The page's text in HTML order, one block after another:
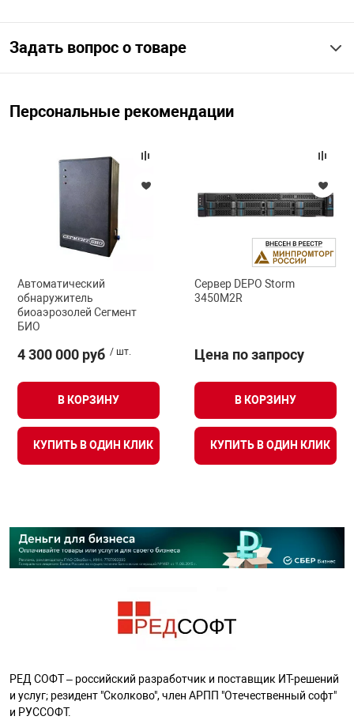
Задать вопрос о товаре
Персональные рекомендации
Автоматический
обнаружитель
биоаэрозолей Сегмент
БИО
4 300 000 руб / шт.
В КОРЗИНУ
КУПИТЬ В ОДИН КЛИК
Сервер DEPO Storm
3450M2R
Цена по запросу
В КОРЗИНУ
КУПИТЬ В ОДИН КЛИК
РЕД СОФТ – российский разработчик и поставщик ИТ-решений
и услуг; резидент "Сколково", член АРПП "Отечественный софт"
и РУССОФТ.